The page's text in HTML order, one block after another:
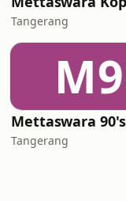
Tangerang
M9
Mettaswara 90's
Tangerang